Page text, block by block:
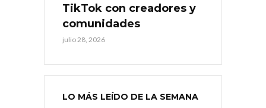
TikTok con creadores y
comunidades
julio 28, 2026
LO MÁS LEÍDO DE LA SEMANA